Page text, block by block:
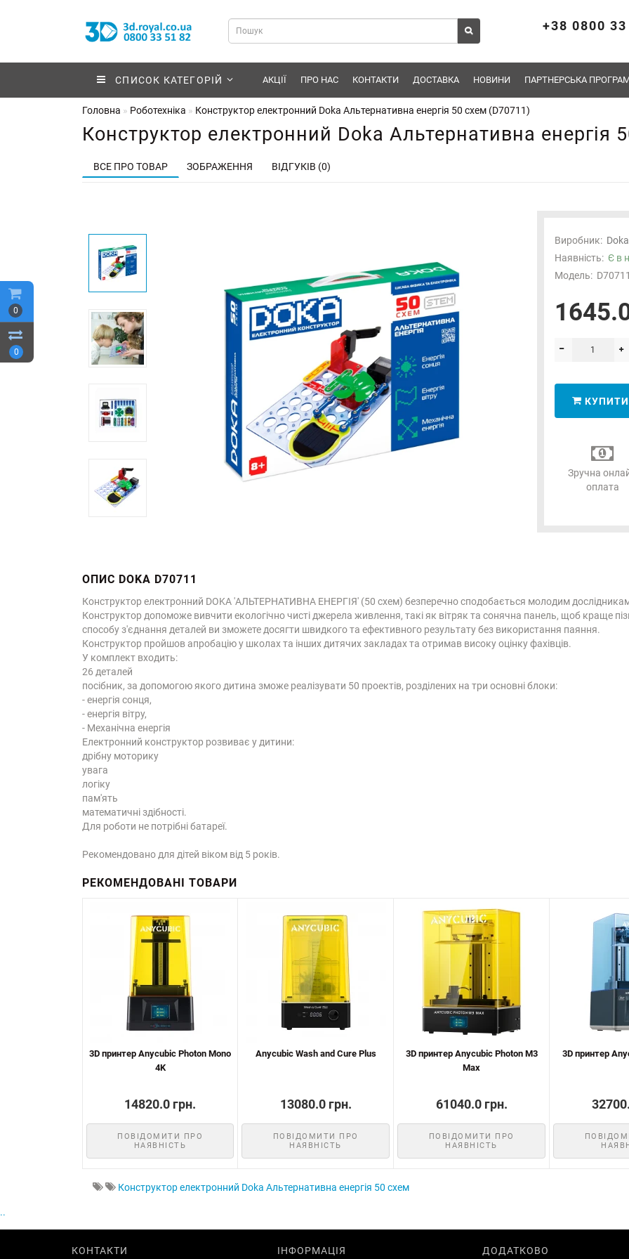
0
0
+38 0800
СПИСОК КАТЕГОРІЙ АКЦІЇ ПРО НАС КОНТАКТИ ДОСТАВКА НОВИНИ ПАРТНЕРСЬКА
Головна Роботехніка Конструктор електронний Doka Альтернативна енергія 50 схем (D70711)
Конструктор електронний Doka Альтернативна енергія
ВСЕ ПРО ТОВАР ЗОБРАЖЕННЯ ВІДГУКІВ (0)
Виробник: Doka
Наявність: Є в
Модель:
КУПИТИ
Зручна
оплата
ОПИС DOKA D70711
Конструктор електронний DOKA 'АЛЬТЕРНАТИВНА ЕНЕРГІЯ' (50 схем) безперечно сподобається молодим
Конструктор допоможе вивчити екологічно чисті джерела живлення, такі як вітряк та сонячна панель, щоб краще
способу з'єднання деталей ви зможете досягти швидкого та ефективного результату без використання паяння.
Конструктор пройшов апробацію у школах та інших дитячих закладах та отримав високу оцінку фахівців.
У комплект входить:
26 деталей
посібник, за допомогою якого дитина зможе реалізувати 50 проектів, розділених на три основні блоки:
- енергія сонця,
- енергія вітру,
- Механічна енергія
Електронний конструктор розвиває у дитини:
дрібну моторику
увага
логіку
пам'ять
математичні здібності.
Для роботи не потрібні батареї.
Рекомендовано для дітей віком від 5 років.
РЕКОМЕНДОВАНІ ТОВАРИ
3D принтер Anycubic Photon Mono
4K
14820.0 грн.
ПОВІДОМИТИ ПРО
НАЯВНІСТЬ
Anycubic Wash and Cure Plus
13080.0 грн.
ПОВІДОМИТИ ПРО
НАЯВНІСТЬ
3D принтер Anycubic Photon M3
Max
61040.0 грн.
ПОВІДОМИТИ ПРО
НАЯВНІСТЬ
3D принтер
Конструктор електронний Doka Альтернативна енергія 50 схем
..
КОНТАКТИ ІНФОРМАЦІЯ ДОДАТКОВО